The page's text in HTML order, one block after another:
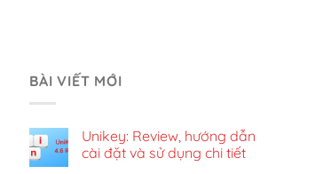
BÀI VIẾT MỚI
Unikey: Review, hướng dẫn
cài đặt và sử dụng chi tiết